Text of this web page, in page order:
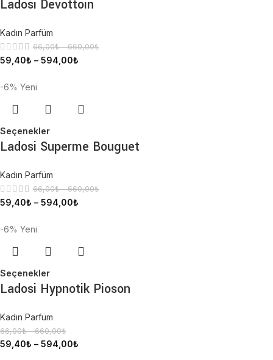
Ladosi Devottoin
Kadın Parfüm
66,00₺ –660,00₺
59,40₺ – 594,00₺
-6% Yeni
Seçenekler
Ladosi Superme Bouguet
Kadın Parfüm
66,00₺ –660,00₺
59,40₺ – 594,00₺
-6% Yeni
Seçenekler
Ladosi Hypnotik Pioson
Kadın Parfüm
66,00₺ –660,00₺
59,40₺ – 594,00₺